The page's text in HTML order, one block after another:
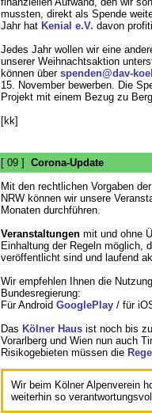
mussten, direkt als Spende
Jahr hat Kenial e.V. davon
Jedes Jahr wollen wir eine
unserer Weihnachtsaktion
können über spenden@dav-
15. November bewerben. Die
Projekt mit einem Bezug zu
[kk]
[ 09 ] Corona-Update
Mit den rechtlichen Vorgaben
NRW können wir unsere
Monaten durchführen.
Veranstaltungenmit und ohne
Einhaltung der Regeln möglich,
veröffentlicht sind und laufend
Wir empfehlen Ihnen die
Bundesregierung:
Für Android GooglePlay/ für
Das Kölner Hausist noch bis
Vorarlberg und Wien nun auch
Risikogebieten müssen die
Wir beim Kölner Alpenverein
weiterhin so